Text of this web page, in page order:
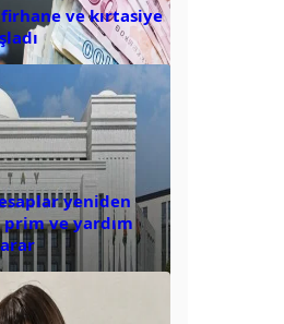
ve kırtasiye
yeniden
prim ve yardım